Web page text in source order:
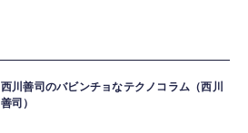
西川善司のバビンチョなテクノコラム（西川
善司）